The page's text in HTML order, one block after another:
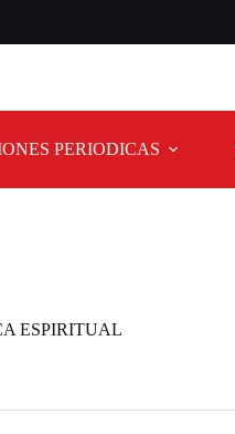
PERIODICAS
ESPIRITUAL